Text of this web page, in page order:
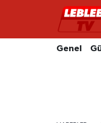
Genel
Hava Durumu